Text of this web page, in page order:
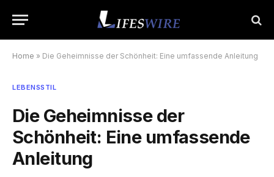
Home » Die Geheimnisse der Schönheit: Eine umfassende Anleitung
LEBENSSTIL
Die Geheimnisse der
Schönheit: Eine umfassende
Anleitung